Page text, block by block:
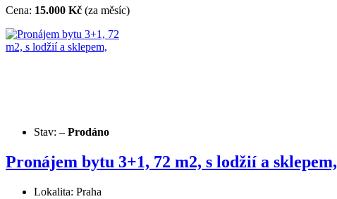
Cena: 15.000 Kč (za měsíc)
Stav: – Prodáno
Pronájem bytu 3+1, 72 m2, s lodžií a sklepem,
Lokalita: Praha